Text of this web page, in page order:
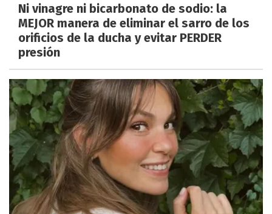
Ni vinagre ni bicarbonato de sodio: la
MEJOR manera de eliminar el sarro de los
orificios de la ducha y evitar PERDER
presión